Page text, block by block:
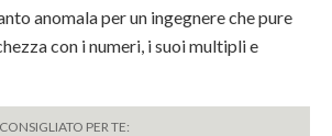
anomala per un ingegnere che pure
con i numeri, i suoi multipli e
CONSIGLIATO PER TE: